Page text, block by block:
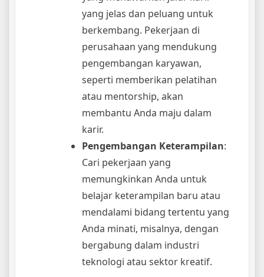
yang jelas dan peluang untuk
berkembang. Pekerjaan di
perusahaan yang mendukung
pengembangan karyawan,
seperti memberikan pelatihan
atau mentorship, akan
membantu Anda maju dalam
karir.
Pengembangan Keterampilan:
Cari pekerjaan yang
memungkinkan Anda untuk
belajar keterampilan baru atau
mendalami bidang tertentu yang
Anda minati, misalnya, dengan
bergabung dalam industri
teknologi atau sektor kreatif.